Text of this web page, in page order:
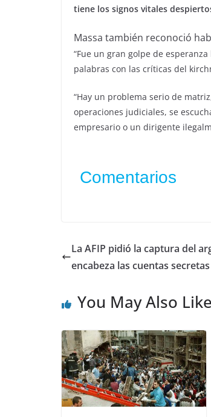
tiene los signos vitales
Massa también reconoció
“Fue un gran golpe de
palabras con las críticas del
“Hay un problema serio de
operaciones judiciales, se
empresario o un dirigente
Comentarios
La AFIP pidió la captura del
encabeza las cuentas
You May Also Like